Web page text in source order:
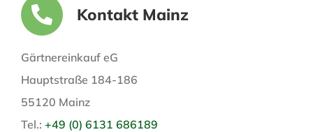
Kontakt Mainz
Gärtnereinkauf eG
Hauptstraße 184-186
55120 Mainz
Tel.: +49 (0) 6131 686189